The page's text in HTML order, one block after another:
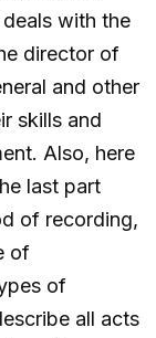
with the
director of
and other
skills and
Also, here
last part
of recording,
of
of
all acts